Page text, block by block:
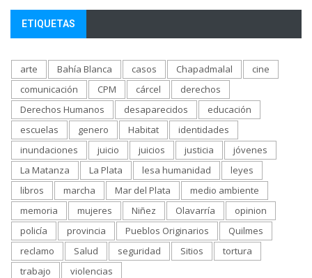
ETIQUETAS
arte Bahía Blanca casos Chapadmalal
cine
comunicación
CPM cárcel
derechos
Derechos Humanos
desaparecidos
educación
escuelas
genero Habitat
identidades
inundaciones
juicio juicios justicia
jóvenes
La Matanza
La Plata lesa humanidad
leyes
libros
marcha Mar del Plata
medio ambiente
memoria
mujeres Niñez Olavarría
opinion
policía
provincia Pueblos Originarios
Quilmes
reclamo
Salud seguridad Sitios
tortura
trabajo
violencias